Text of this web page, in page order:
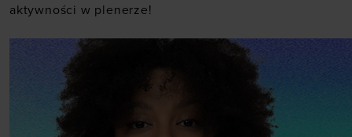
aktywności w plenerze!